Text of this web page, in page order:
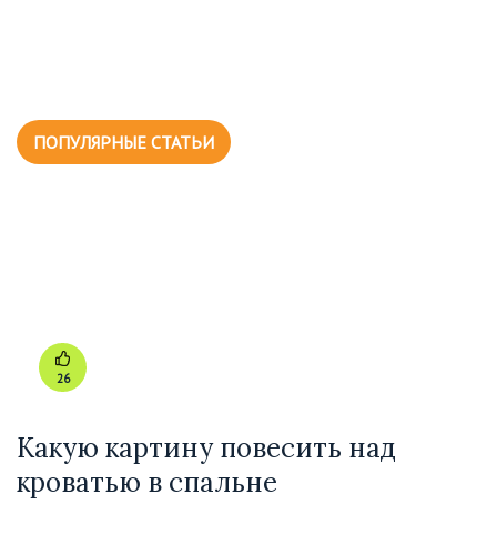
ПОПУЛЯРНЫЕ СТАТЬИ
26
Какую картину повесить над
кроватью в спальне